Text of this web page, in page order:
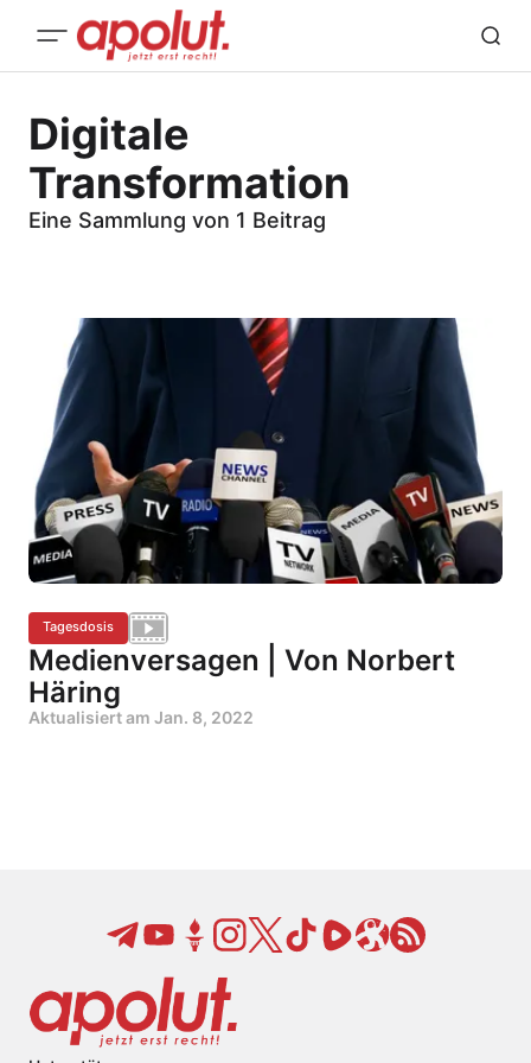
Digitale
Transformation
Eine Sammlung von 1 Beitrag
Tagesdosis
Medienversagen | Von Norbert
Häring
Aktualisiert am Jan. 8, 2022